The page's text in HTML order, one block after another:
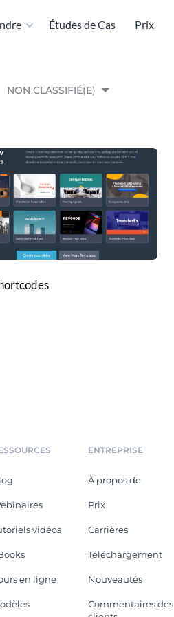
Études de Cas Prix
NON CLASSIFIÉ(E)
vidéos
en ligne
ENTREPRISE
À propos de
Prix
Carrières
Téléchargement
Nouveautés
Commentaires des